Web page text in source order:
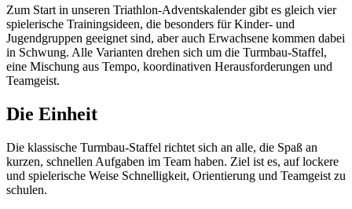
Zum Start in unseren Triathlon-Adventskalender gibt es gleich vier
spielerische Trainingsideen, die besonders für Kinder- und
Jugendgruppen geeignet sind, aber auch Erwachsene kommen dabei
in Schwung. Alle Varianten drehen sich um die Turmbau-Staffel,
eine Mischung aus Tempo, koordinativen Herausforderungen und
Teamgeist.
Die Einheit
Die klassische Turmbau-Staffel richtet sich an alle, die Spaß an
kurzen, schnellen Aufgaben im Team haben. Ziel ist es, auf lockere
und spielerische Weise Schnelligkeit, Orientierung und Teamgeist zu
schulen.